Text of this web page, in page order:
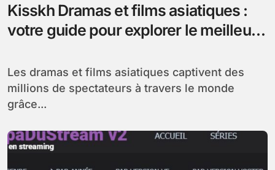
Kisskh Dramas et films asiatiques :
votre guide pour explorer le meilleur
Les dramas et films asiatiques captivent des
millions de spectateurs à travers le monde
grâce...